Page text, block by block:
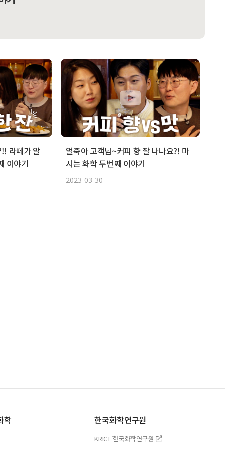
라떼가 알
이야기
얼죽아 고객님~커피 향 잘 나나요?! 마
시는 화학 두번째 이야기
2023-03-30
학 한국화학연구원
KRICT 한국화학연구원